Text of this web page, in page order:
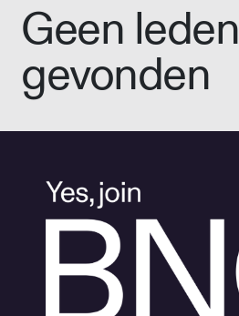
Geen leden
gevonden